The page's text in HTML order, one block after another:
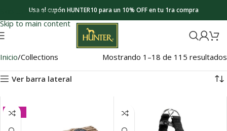
Skip to navigation
Skip to main content
Usa el cupón HUNTER10 para un 10% OFF en tu 1ra compra
Inicio Collections Mostrando 1–18 de 115 resultados
Ver barra lateral
-20%